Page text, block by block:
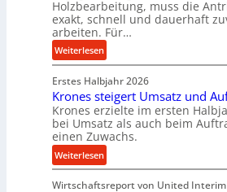
a
n
d
h
a
l
l
s
e
n
s
o
r
e
n
e
w
i
n
e
r
i
b
u
Holzbearbeitung, muss die
exakt, schnell und dauerhaft
arbeiten. Für…
Weiterlesen:
P
r
ä
z
i
s
e
u
n
Erstes Halbjahr 2026
Krones steigert Umsatz und
Krones erzielte im ersten
bei Umsatz als auch beim
einen Zuwachs.
Weiterlesen:
K
r
Wirtschaftsreport von United Interim